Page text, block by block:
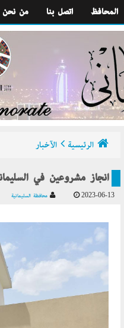
من نحن اتصل بنا المحافظ
الرئيسية الآخبار
إنجاز مشروعين في
محافظة السليمانية 2023-06-13